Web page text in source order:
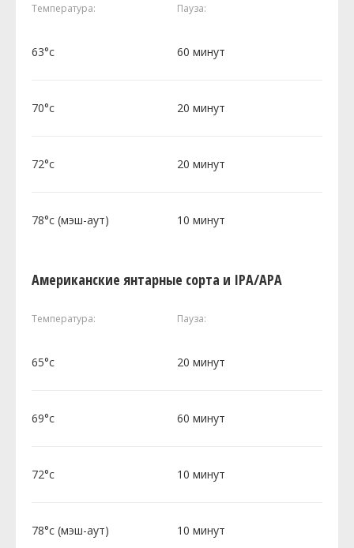
Температура: Пауза:
63°c 60 минут
70°c 20 минут
72°c 20 минут
78°c (мэш-аут) 10 минут
Американские янтарные сорта и IPA/APA
Температура: Пауза:
65°c 20 минут
69°c 60 минут
72°c 10 минут
78°c (мэш-аут) 10 минут